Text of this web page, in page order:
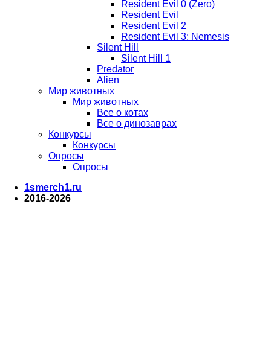
Resident Evil 0 (Zero)
Resident Evil
Resident Evil 2
Resident Evil 3: Nemesis
Silent Hill
Silent Hill 1
Predator
Alien
Мир животных
Мир животных
Все о котах
Все о динозаврах
Конкурсы
Конкурсы
Опросы
Опросы
1smerch1.ru
2016-2026